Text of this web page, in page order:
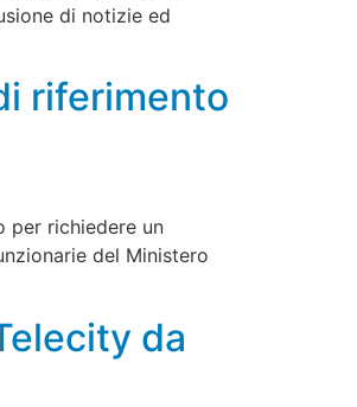
di notizie ed
riferimento
per richiedere un
del Ministero
da